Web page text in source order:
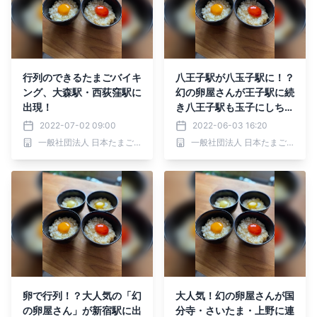
行列のできるたまごバイキ
ング、大森駅・西荻窪駅に
出現！
2022-07-02 09:00
一般社団法人 日本たまごかけごはん研究所
八王子駅が八玉子駅に！？
幻の卵屋さんが王子駅に続
き八王子駅も玉子にしちゃ
う！2022-06-03 16:20
一般社団法人 日本たまごかけごはん研究所
卵で行列！？大人気の「幻
の卵屋さん」が新宿駅に出
大人気！幻の卵屋さんが国
分寺・さいたま・上野に連